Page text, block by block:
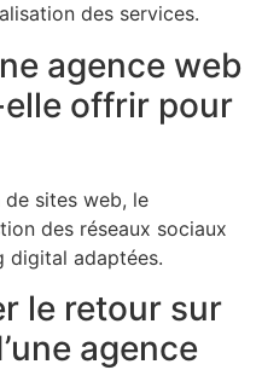
des services.
agence web
offrir pour
sites web, le
des réseaux sociaux
digital adaptées.
le retour sur
agence